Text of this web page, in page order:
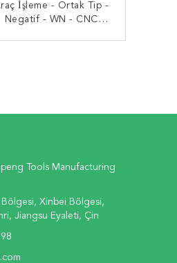
İşleme - Ortak Tip -
Negatif - WN - CNC
Tools Manufacturing
Bölgesi, Xinbei Bölgesi,
Jiangsu Eyaleti, Çin